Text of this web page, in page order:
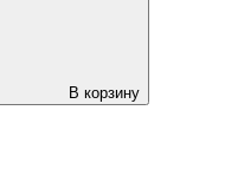
В корзину